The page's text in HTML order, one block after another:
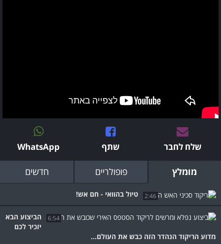
שלח לחבר שתף WhatsApp
מומלץ פופולריים חדשים
2:46 טיול בהוואי - חם אש!
6:54
הביצוע הבא
יזכיר לכם
מדוע הריקוד הנהדר הזה כבש את העולם...